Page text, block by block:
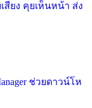
สียง คุยเห็นหน้า ส่ง
ช่วยดาวน์โห